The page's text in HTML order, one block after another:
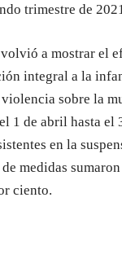
trimestre de
a mostrar el
integral a la
sobre la
1 de abril hasta
en la
medidas
ciento.